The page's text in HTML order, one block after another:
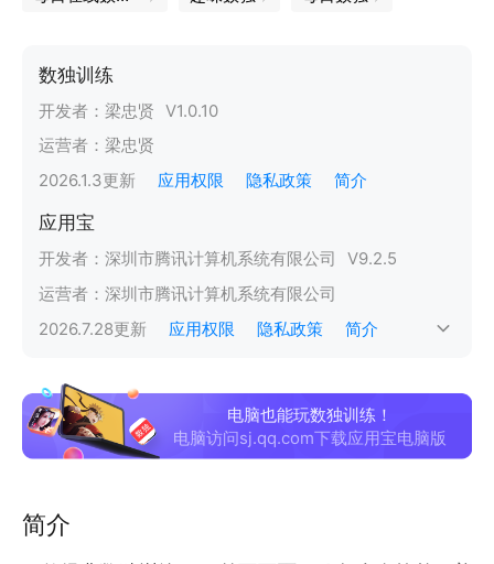
数独训练
开发者： 梁忠贤 V1.0.10
运营者： 梁忠贤
2026.1.3更新 应用权限 隐私政策 简介
应用宝
开发者： 深圳市腾讯计算机系统有限公司 V9.2.5
运营者： 深圳市腾讯计算机系统有限公司
2026.7.28更新 应用权限 隐私政策 简介
电脑也能玩数独训练！
电脑访问sj.qq.com下载应用宝电脑版
简介